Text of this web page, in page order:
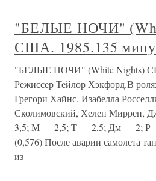
"БЕЛЫЕ НОЧИ"
США. 1985.135
"БЕЛЫЕ НОЧИ" (White Nights)
Режиссер Тейлор Хэкфорд.В
Грегори Хайнс, Изабелла
Сколимовский, Хелен Миррен,
3,5; М — 2,5; Т — 2,5; Дм — 2;
(0,576) После аварии самолета
из